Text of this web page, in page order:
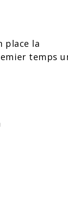
place la
temps